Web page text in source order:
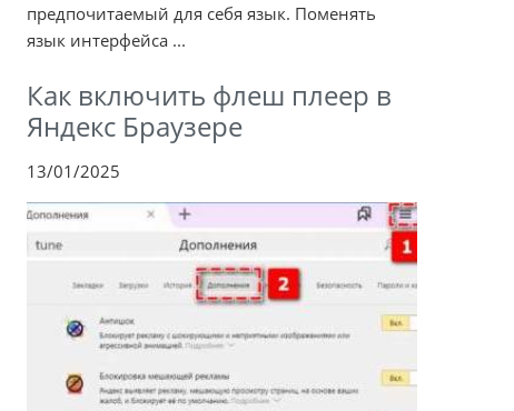
предпочитаемый для себя язык. Поменять
язык интерфейса ...
Как включить флеш плеер в
Яндекс Браузере
13/01/2025